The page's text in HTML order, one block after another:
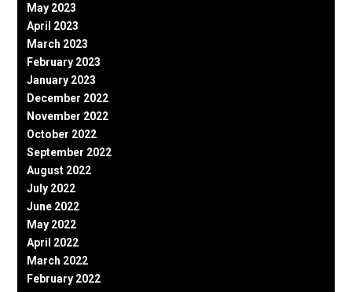
May 2023
April 2023
March 2023
February 2023
January 2023
December 2022
November 2022
October 2022
September 2022
August 2022
July 2022
June 2022
May 2022
April 2022
March 2022
February 2022